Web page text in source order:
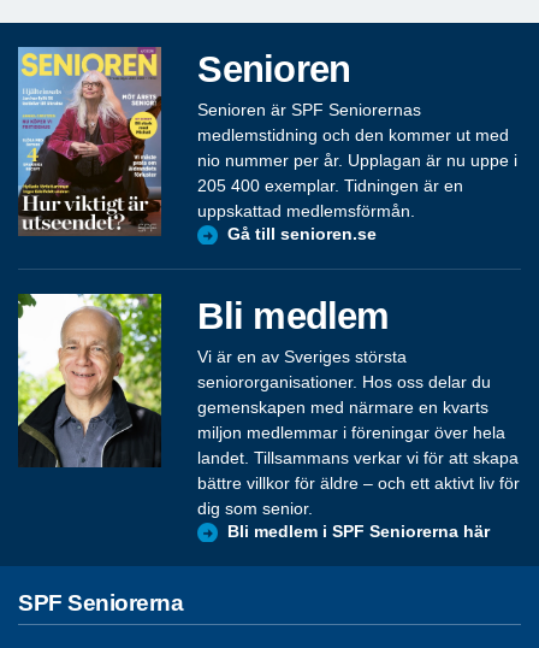
Senioren
Senioren är SPF Seniorernas
medlemstidning och den kommer ut med
nio nummer per år. Upplagan är nu uppe i
205 400 exemplar. Tidningen är en
uppskattad medlemsförmån.
Gå till senioren.se
Bli medlem
Vi är en av Sveriges största
seniororganisationer. Hos oss delar du
gemenskapen med närmare en kvarts
miljon medlemmar i föreningar över hela
landet. Tillsammans verkar vi för att skapa
bättre villkor för äldre – och ett aktivt liv för
dig som senior.
Bli medlem i SPF Seniorerna här
SPF Seniorerna